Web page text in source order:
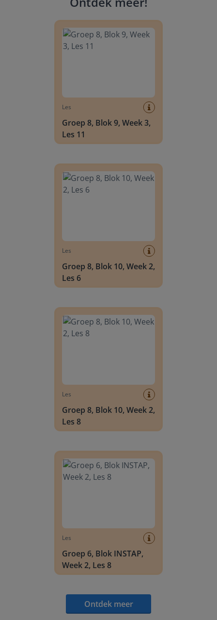
Les
Groep 8, Blok 9, Week 3,
Les 11
Les
Groep 8, Blok 10, Week 2,
Les 6
Les
Groep 8, Blok 10, Week 2,
Les 8
Les
Groep 6, Blok INSTAP,
Week 2, Les 8
Ontdek meer